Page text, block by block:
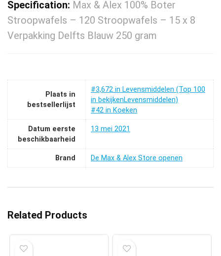
Specification: Max & Alex 100% Boter
Stroopwafels – 120 Stroopwafels – 15 x 8
Verpakking Delfts Blauw 250 gram
Plaats in
bestsellerlijst
#3,672 in Levensmiddelen (Top 100
in bekijkenLevensmiddelen)
#42 in Koeken
Datum eerste
beschikbaarheid
13 mei 2021
Brand De Max & Alex Store openen
Related Products